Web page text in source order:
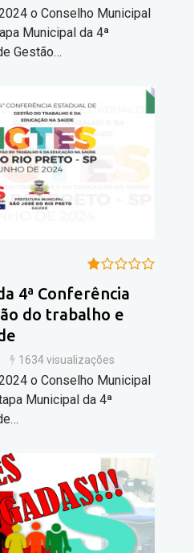
o Conselho Municipal
Municipal da 4ª
Gestão…
4ª Conferência
do trabalho e
1634 visualizações
o Conselho Municipal
Municipal da 4ª